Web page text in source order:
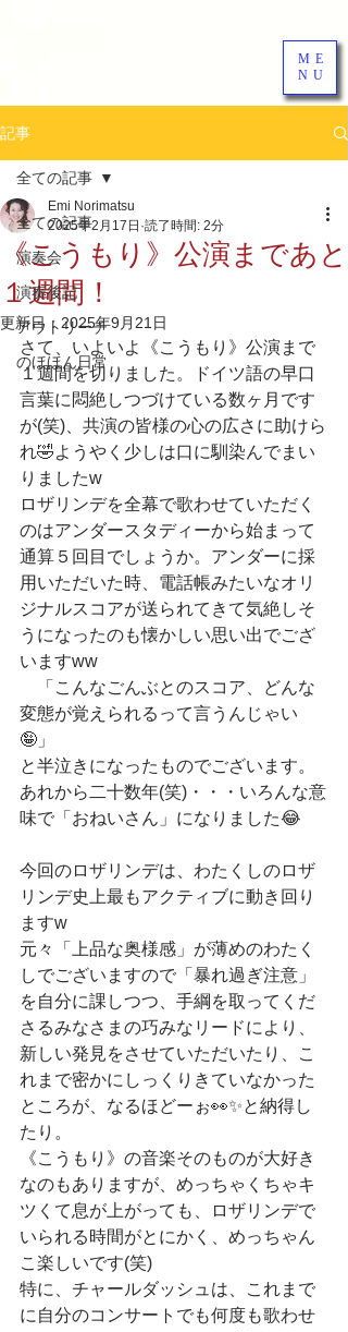
ME
NU
記事
全ての記事
演奏会
演奏後記
アウトリーチ
のほほん日常
全ての記事
《こうもり》公演まであと
１週間！
Emi Norimatsu
2025年2月17日 読了時間: 2分
更新日： 2025年9月21日
さて、いよいよ《こうもり》公演まで
１週間を切りました。ドイツ語の早口
言葉に悶絶しつづけている数ヶ月です
が(笑)、共演の皆様の心の広さに助けら
れ🤣ようやく少しは口に馴染んでまい
りましたw
ロザリンデを全幕で歌わせていただく
のはアンダースタディーから始まって
通算５回目でしょうか。アンダーに採
用いただいた時、電話帳みたいなオリ
ジナルスコアが送られてきて気絶しそ
うになったのも懐かしい思い出でござ
いますww
「こんなごんぶとのスコア、どんな
変態が覚えられるって言うんじゃい
🤪」
と半泣きになったものでございます。
あれから二十数年(笑)・・・いろんな意
味で「おねいさん」になりました😂
今回のロザリンデは、わたくしのロザ
リンデ史上最もアクティブに動き回り
ますw
元々「上品な奥様感」が薄めのわたく
しでございますので「暴れ過ぎ注意」
を自分に課しつつ、手綱を取ってくだ
さるみなさまの巧みなリードにより、
新しい発見をさせていただいたり、こ
れまで密かにしっくりきていなかった
ところが、なるほどーぉ👀✨と納得し
たり。
《こうもり》の音楽そのものが大好き
なのもありますが、めっちゃくちゃキ
ツくて息が上がっても、ロザリンデで
いられる時間がとにかく、めっちゃん
こ楽しいです(笑)
特に、チャールダッシュは、これまで
に自分のコンサートでも何度も歌わせ